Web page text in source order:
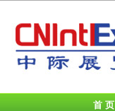
首 页